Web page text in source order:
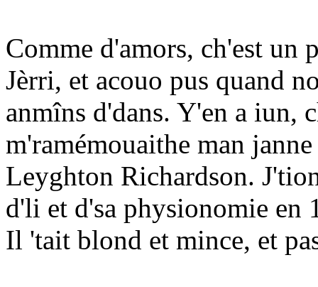
Comme d'amors, ch'est un
Jèrri, et acouo pus quand
anmîns d'dans. Y'en a iun,
m'ramémouaithe man
Leyghton Richardson.
d'li et d'sa physionomie en
Il 'tait blond et mince, et